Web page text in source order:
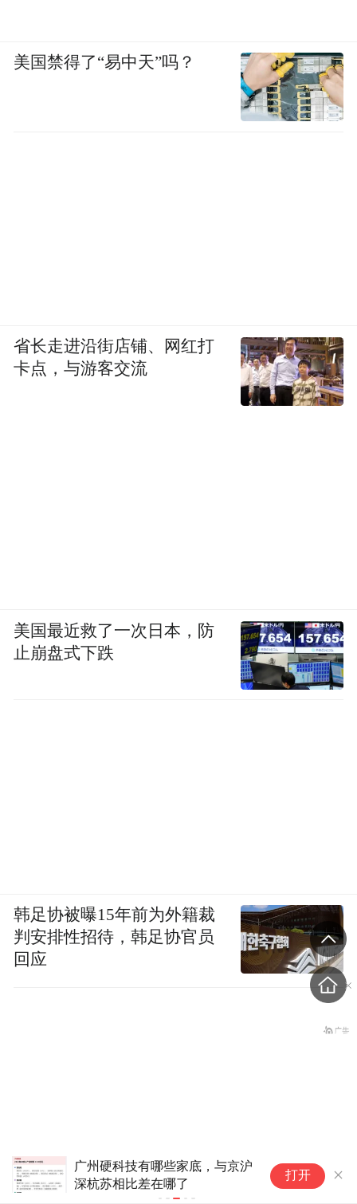
大模型竞争白热化！张一鸣喊
话：宁愿落后 字节也不走蒸馏
打开
美国禁得了“易中天”吗？
省长走进沿街店铺、网红打
卡点，与游客交流
美国最近救了一次日本，防
止崩盘式下跌
韩足协被曝15年前为外籍裁
判安排性招待，韩足协官员
回应